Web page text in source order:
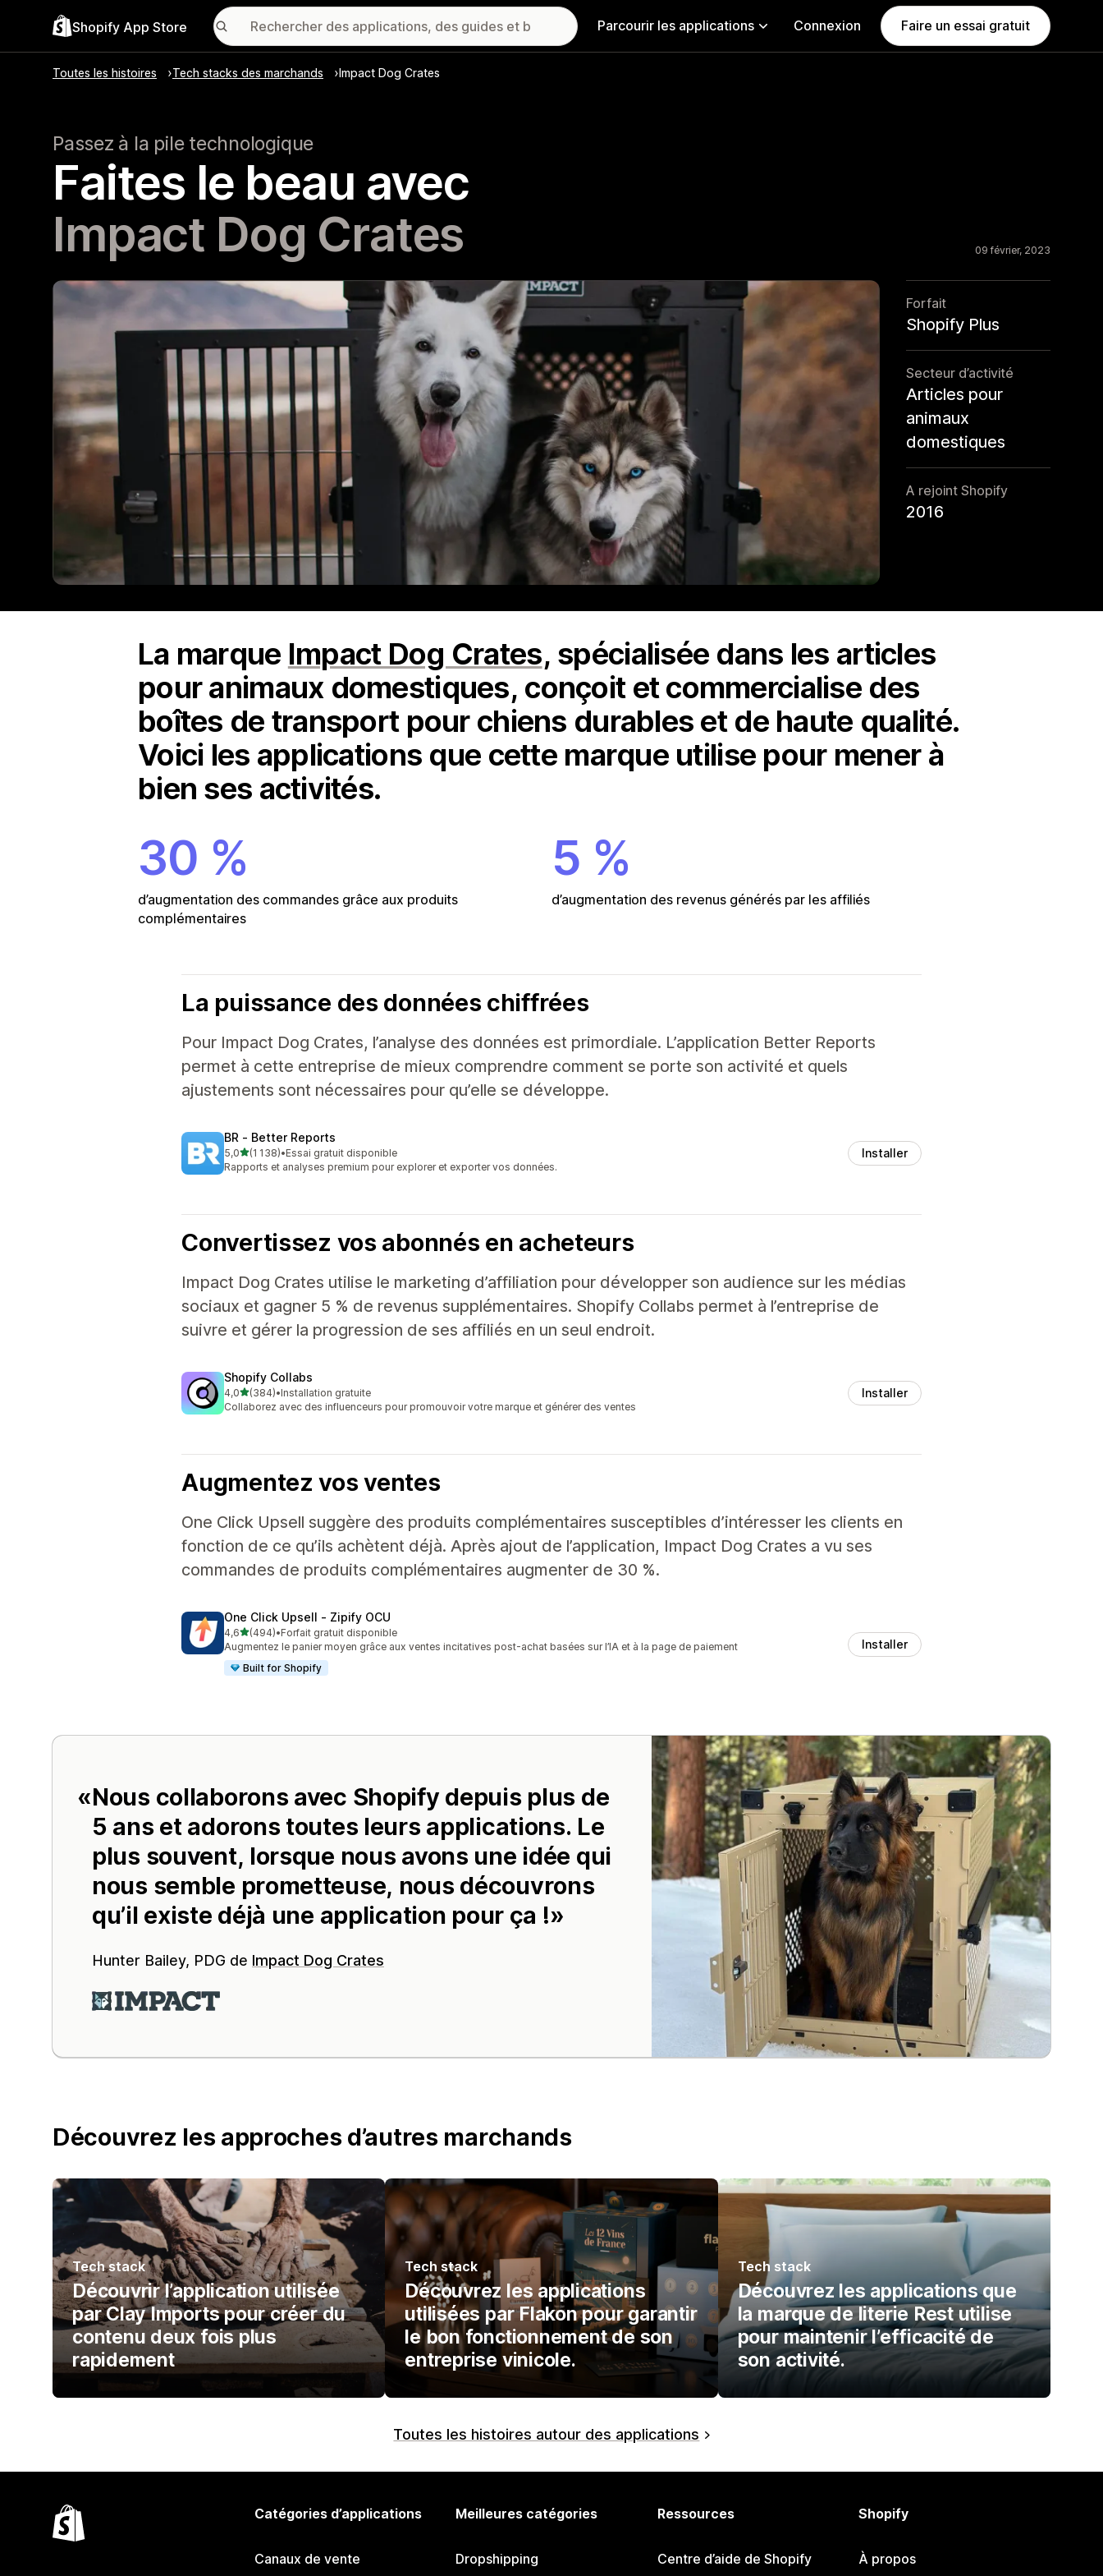
Shopify App Store Parcourir les applications Connexion Faire un essai gratuit
Toutes les histoires Tech stacks des marchands Impact Dog Crates
Passez à la pile technologique
Faites le beau avec
Impact Dog Crates
09 février, 2023
Forfait
Shopify Plus
Secteur d’activité
Articles pour
animaux
domestiques
A rejoint Shopify
2016
La marque Impact Dog Crates, spécialisée dans les articles
pour animaux domestiques, conçoit et commercialise des
boîtes de transport pour chiens durables et de haute qualité.
Voici les applications que cette marque utilise pour mener à
bien ses activités.
30 %
d’augmentation des commandes grâce aux produits
complémentaires
5 %
d’augmentation des revenus générés par les affiliés
La puissance des données chiffrées
Pour Impact Dog Crates, l’analyse des données est primordiale. L’application Better Reports
permet à cette entreprise de mieux comprendre comment se porte son activité et quels
ajustements sont nécessaires pour qu’elle se développe.
BR ‑ Better Reports
5,0étoile(s) sur 5
(1 138)
1138 avis au total
•Essai gratuit disponible
Rapports et analyses premium pour explorer et exporter vos données.
Installer
Convertissez vos abonnés en acheteurs
Impact Dog Crates utilise le marketing d’affiliation pour développer son audience sur les médias
sociaux et gagner 5 % de revenus supplémentaires. Shopify Collabs permet à l’entreprise de
suivre et gérer la progression de ses affiliés en un seul endroit.
Shopify Collabs
4,0étoile(s) sur 5
(384)
384 avis au total
•Installation gratuite
Collaborez avec des influenceurs pour promouvoir votre marque et générer des ventes
Installer
Augmentez vos ventes
One Click Upsell suggère des produits complémentaires susceptibles d’intéresser les clients en
fonction de ce qu’ils achètent déjà. Après ajout de l’application, Impact Dog Crates a vu ses
commandes de produits complémentaires augmenter de 30 %.
One Click Upsell ‑ Zipify OCU
4,6étoile(s) sur 5
(494)
494 avis au total
•Forfait gratuit disponible
Augmentez le panier moyen grâce aux ventes incitatives post-achat basées sur l’IA et à la page de paiement
Built for Shopify
Installer
Nous collaborons avec Shopify depuis plus de
5 ans et adorons toutes leurs applications. Le
plus souvent, lorsque nous avons une idée qui
nous semble prometteuse, nous découvrons
qu’il existe déjà une application pour ça !
Hunter Bailey, PDG de Impact Dog Crates
Découvrez les approches d’autres marchands
Tech stack
Découvrir l’application utilisée
par Clay Imports pour créer du
contenu deux fois plus
rapidement
Tech stack
Découvrez les applications
utilisées par Flakon pour garantir
le bon fonctionnement de son
entreprise vinicole.
Tech stack
Découvrez les applications que
la marque de literie Rest utilise
pour maintenir l’efficacité de
son activité.
Toutes les histoires autour des applications
Catégories d’applications
Canaux de vente
Meilleures catégories
Dropshipping
Ressources
Centre d’aide de Shopify
Shopify
À propos